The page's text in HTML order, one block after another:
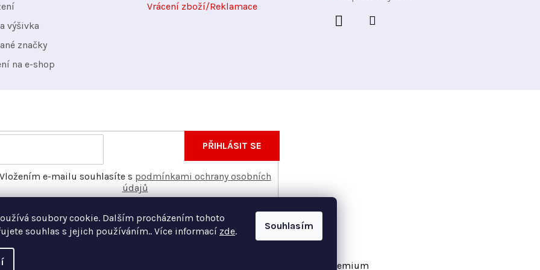
soubory cookie. Dalším procházením tohoto
souhlas s jejich používáním.. Více informací zde. Souhlasím
výšivka
značky
na e-shop
Vrácení zboží/Reklamace
o nových produktech na našem e-shopu.
Vložením e-mailu souhlasíte s podmínkami ochrany osobních
údajů
PŘIHLÁSIT SE
Vytvořil Shoptet Premium